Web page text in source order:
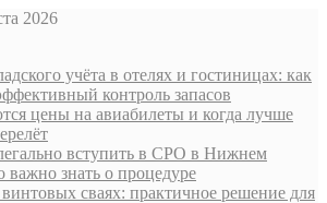
2026
учёта в отелях и гостиницах: как
контроль запасов
цены на авиабилеты и когда лучше
вступить в СРО в Нижнем
важно знать о процедуре
сваях: практичное решение для